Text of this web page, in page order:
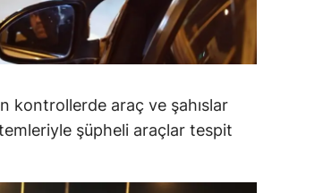
kontrollerde araç ve şahıslar
şüpheli araçlar tespit